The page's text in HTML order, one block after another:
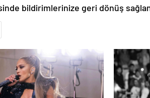
bildirimlerinize geri dönüş